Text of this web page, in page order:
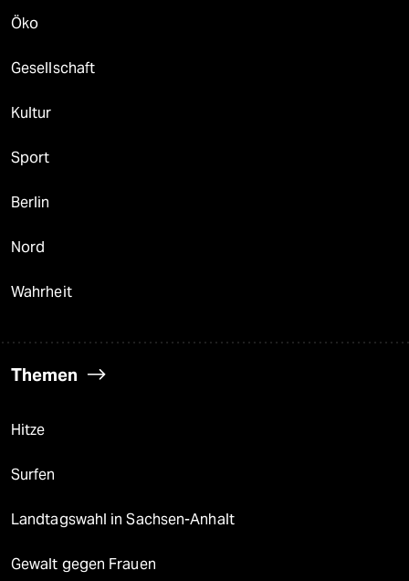
Öko
Gesellschaft
Kultur
Sport
Berlin
Nord
Wahrheit
Themen
Hitze
Surfen
Landtagswahl in Sachsen-Anhalt
Gewalt gegen Frauen